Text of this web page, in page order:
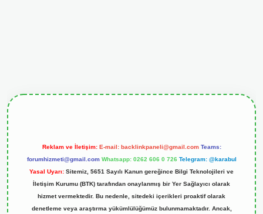
Reklam ve İletişim: E-mail: backlinkpaneli@gmail.com Teams:
forumhizmeti@gmail.com Whatsapp: 0262 606 0 726 Telegram: @karabul
Yasal Uyarı: Sitemiz, 5651 Sayılı Kanun gereğince Bilgi Teknolojileri ve
İletişim Kurumu (BTK) tarafından onaylanmış bir Yer Sağlayıcı olarak
hizmet vermektedir. Bu nedenle, sitedeki içerikleri proaktif olarak
denetleme veya araştırma yükümlülüğümüz bulunmamaktadır. Ancak,